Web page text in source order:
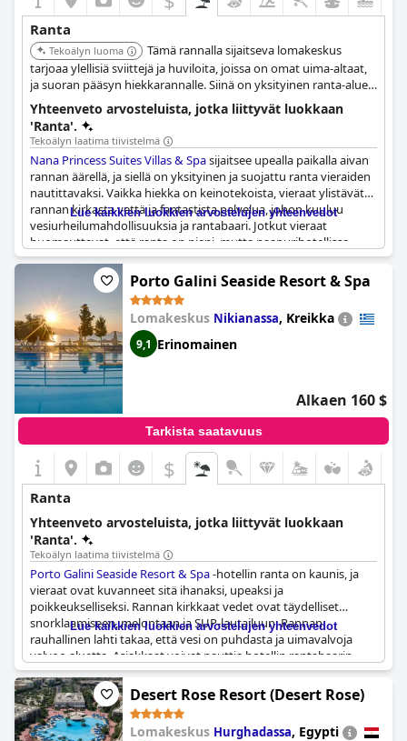
Ranta
Tekoälyn luoma
Tämä rannalla sijaitseva lomakeskus
tarjoaa ylellisiä sviittejä ja huviloita, joissa on omat uima-altaat,
ja suoran pääsyn hiekkarannalle. Siinä on yksityinen ranta-alue
ja monipuolisia kylpylähoitoja.
Yhteenveto arvosteluista, jotka liittyvät luokkaan
'Ranta'.
Tekoälyn laatima tiivistelmä
Nana Princess Suites Villas & Spasijaitsee upealla paikalla aivan
rannan äärellä, ja siellä on yksityinen ja suojattu ranta vieraiden
nautittavaksi. Vaikka hiekka on keinotekoista, vieraat ylistävät
rannan kirkasta vettä ja fantastista palvelua, johon kuuluu
vesiurheilumahdollisuuksia ja rantabaari. Jotkut vieraat
huomauttavat, että ranta on pieni, mutta naapurihotellissa
Nana Golden Beachissä on suurempi ranta-alue, johon vierailla
on pääsy. Kaiken kaikkiaan hotellin oma ranta on yksityinen
paikka, jossa on erinomaiset palvelut, ja läheinen rantaviiva ja
ranta ovat myös mukavia tutkittavia. Vaikka rannan
ruokalistalla voisi olla enemmän vaihtelua ja enemmän
jäätelövaihtoehtoja, vieraat ovat yhtä mieltä siitä, että palvelu
rannalla on fantastista. Jotkut vieraat kuitenkin huomauttavat,
että hotellin ranta ei ole kaunein, ja siitä puuttuu poukama
uimista varten.
Lue kaikkien luokkien arvostelujen yhteenvedot
Porto Galini Seaside Resort & Spa
Lomakeskus Nikianassa, Kreikka
9,1 Erinomainen
Alkaen 160 $
Tarkista saatavuus
$
Ranta
Yhteenveto arvosteluista, jotka liittyvät luokkaan
'Ranta'.
Tekoälyn laatima tiivistelmä
Porto Galini Seaside Resort & Spa-hotellin ranta on kaunis, ja
vieraat ovat kuvanneet sitä ihanaksi, upeaksi ja
poikkeukselliseksi. Rannan kirkkaat vedet ovat täydelliset
snorklaamiseen, melontaan ja SUP-lautailuun. Rannan
rauhallinen lahti takaa, että vesi on puhdasta ja uimavalvoja
valvoo aluetta. Asiakkaat voivat nauttia hotellin rantabaarin
palveluista, aurinkotuoleista ja käyttää varusteita ilmaiseksi.
Kaiken kaikkiaan hotellin ranta on yksi alueen kauneimmista ja
parhaiten varustelluista, täydellinen rentoutumiseen ja
irtiottoon arjesta.
Lue kaikkien luokkien arvostelujen yhteenvedot
Desert Rose Resort (Desert Rose)
Lomakeskus Hurghadassa, Egypti